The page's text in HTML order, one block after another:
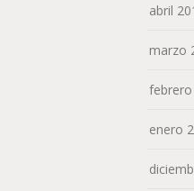
abril
marzo
enero